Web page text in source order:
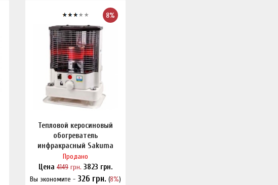
8%
Тепловой керосиновый
обогреватель
инфракрасный Sakuma
S-85A1
Продано
Цена4149грн. 3823 грн.
Вы экономите - 326 грн. (8%)
Нашли дешевле?